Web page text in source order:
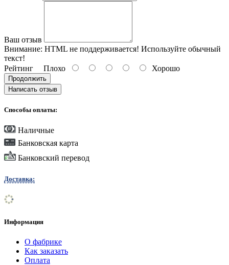
Ваш отзыв
Внимание: HTML не поддерживается! Используйте обычный
текст!
Рейтинг Плохо Хорошо
Продолжить
Написать отзыв
Способы оплаты:
Наличные
Банковская карта
Банковский перевод
Доставка:
Информация
О фабрике
Как заказать
Оплата